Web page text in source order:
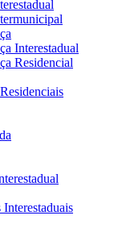
Interestadual
Residencial